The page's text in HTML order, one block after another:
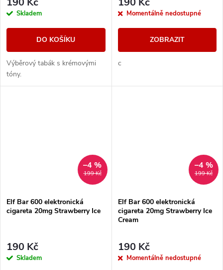
Skladem
DO KOŠÍKU
Výběrový tabák s krémovými
tóny.
Momentálně nedostupné
ZOBRAZIT
c
199 Kč
–4 %
Elf Bar 600 elektronická
cigareta 20mg Strawberry Ice
190 Kč
Skladem
199 Kč
–4 %
Elf Bar 600 elektronická
cigareta 20mg Strawberry Ice
Cream
190 Kč
Momentálně nedostupné